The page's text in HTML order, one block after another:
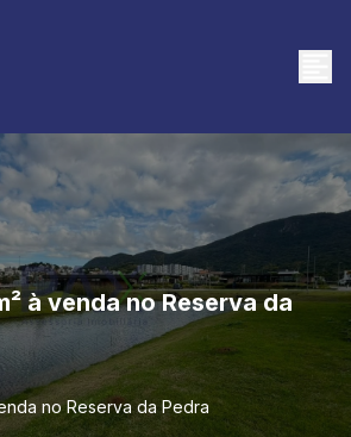
à venda no Reserva da
no Reserva da Pedra